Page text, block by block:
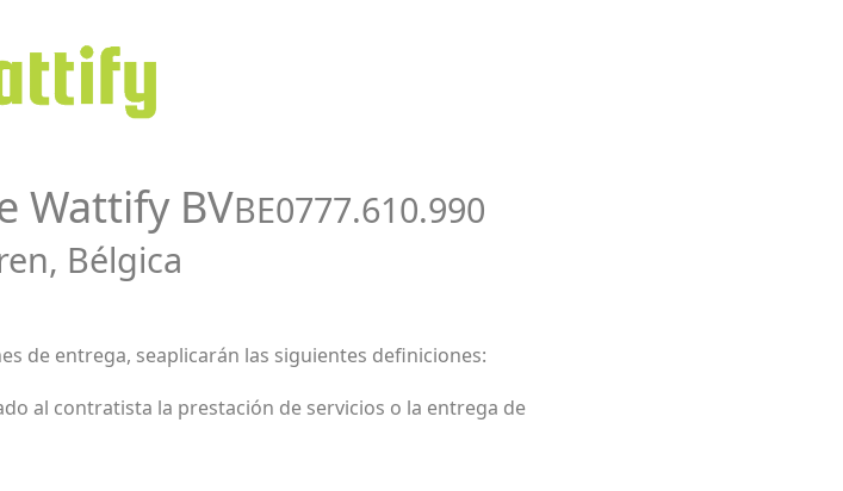
Wattify BVBE0777.610.990
Bélgica
de entrega, seaplicarán las siguientes definiciones:
al contratista la prestación de servicios o la entrega de